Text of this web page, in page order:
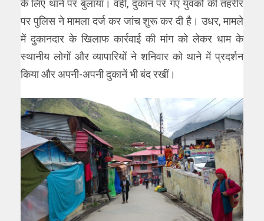
के लिए थाने पर बुलाया। वहीं, दुकान पर गए युवकों की तहरीर
पर पुलिस ने मामला दर्ज कर जांच शुरू कर दी है। उधर, मामले
में दुकानदार के खिलाफ कार्रवाई की मांग को लेकर धाम के
स्थानीय लोगों और व्यापारियों ने शनिवार को थाने में प्रदर्शन
किया और अपनी-अपनी दुकानें भी बंद रखीं।